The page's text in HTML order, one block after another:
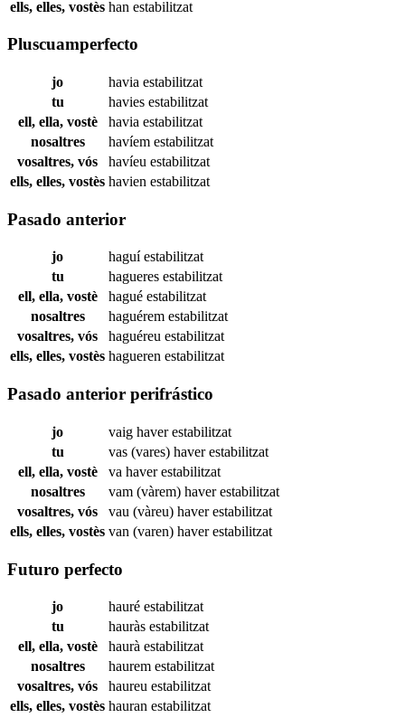
ells, elles, vostès han estabilitzat
Pluscuamperfecto
jo havia estabilitzat
tu
havies estabilitzat
ell, ella, vostè
havia estabilitzat
nosaltres
havíem estabilitzat
vosaltres, vós
havíeu estabilitzat
ells, elles, vostès havien estabilitzat
Pasado anterior
jo haguíestabilitzat
tu
hagueres estabilitzat
ell, ella, vostè
hagué estabilitzat
nosaltres
haguérem estabilitzat
vosaltres, vós
haguéreu estabilitzat
ells, elles, vostès hagueren estabilitzat
Pasado anterior perifrástico
jo vaig haverestabilitzat
tu
vas (vares) haverestabilitzat
ell, ella, vostè
va haverestabilitzat
nosaltres
vam (vàrem) haverestabilitzat
vosaltres, vós
vau (vàreu) haverestabilitzat
ells, elles, vostès van (varen) haverestabilitzat
Futuro perfecto
jo hauré estabilitzat
tu
hauràs estabilitzat
ell, ella, vostè
haurà estabilitzat
nosaltres
haurem estabilitzat
vosaltres, vós
haureu estabilitzat
ells, elles, vostès hauran estabilitzat